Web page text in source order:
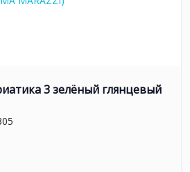
3 зелёный глянцевый